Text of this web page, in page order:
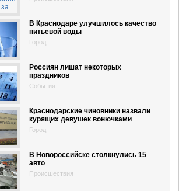
В Краснодаре улучшилось качество
питьевой воды
Город
Россиян лишат некоторых
праздников
События
Краснодарские чиновники назвали
курящих девушек вонючками
Город
В Новороссийске столкнулись 15
авто
Происшествия